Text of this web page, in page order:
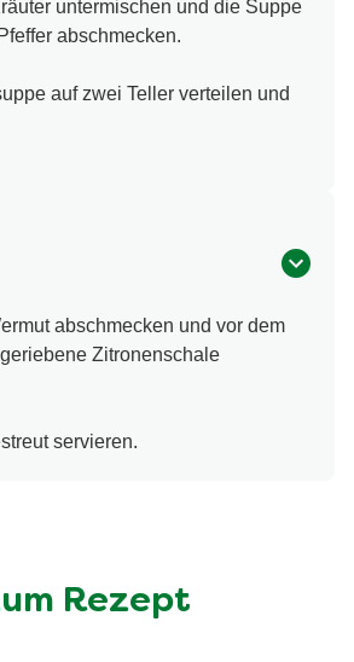
untermischen und die Suppe
abschmecken.
auf zwei Teller verteilen und
abschmecken und vor dem
Zitronenschale
servieren.
Rezept